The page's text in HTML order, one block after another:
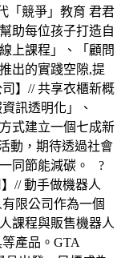
「競爭」教育 君君
助每位孩子打造自
上課程」、「顧問
出的實踐空隙,提
】// 共享衣櫃新概
訊透明化」、
式建立一個七成新
動，期待透過社會
同節能減碳。 ?
// 動手做機器人
限公司作為一個
課程與販售機器人
產品。GTA